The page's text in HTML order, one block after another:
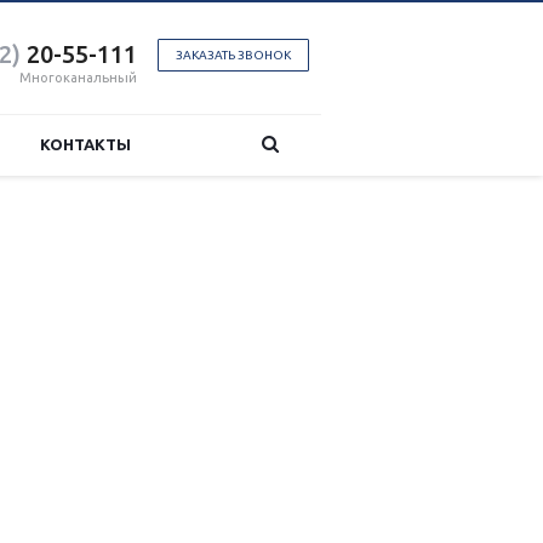
ЗАКАЗАТЬ ЗВОНОК
20-55-111
Многоканальный
КОНТАКТЫ